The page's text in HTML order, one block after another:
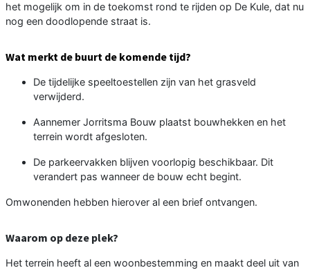
het mogelijk om in de toekomst rond te rijden op De Kule, dat nu
nog een doodlopende straat is.
Wat merkt de buurt de komende tijd?
De tijdelijke speeltoestellen zijn van het grasveld
verwijderd.
Aannemer Jorritsma Bouw plaatst bouwhekken en het
terrein wordt afgesloten.
De parkeervakken blijven voorlopig beschikbaar. Dit
verandert pas wanneer de bouw echt begint.
Omwonenden hebben hierover al een brief ontvangen.
Waarom op deze plek?
Het terrein heeft al een woonbestemming en maakt deel uit van